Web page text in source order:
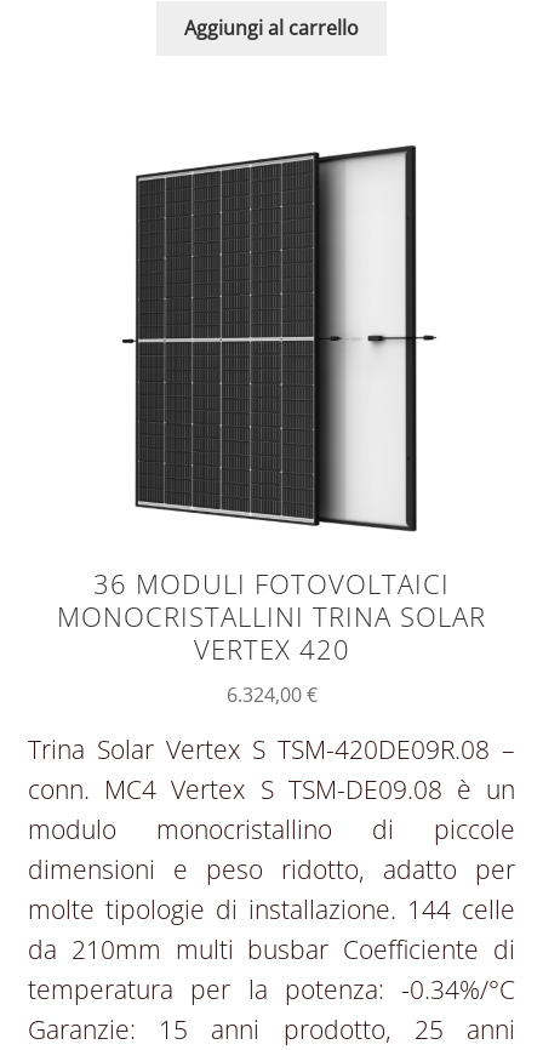
Aggiungi al carrello
36 MODULI FOTOVOLTAICI
MONOCRISTALLINI TRINA SOLAR
VERTEX 420
6.324,00€
Trina Solar Vertex S TSM-420DE09R.08 –
conn. MC4 Vertex S TSM-DE09.08 è un
modulo monocristallino di piccole
dimensioni e peso ridotto, adatto per
molte tipologie di installazione. 144 celle
da 210mm multi busbar Coefficiente di
temperatura per la potenza: -0.34%/°C
Garanzie: 15 anni prodotto, 25 anni